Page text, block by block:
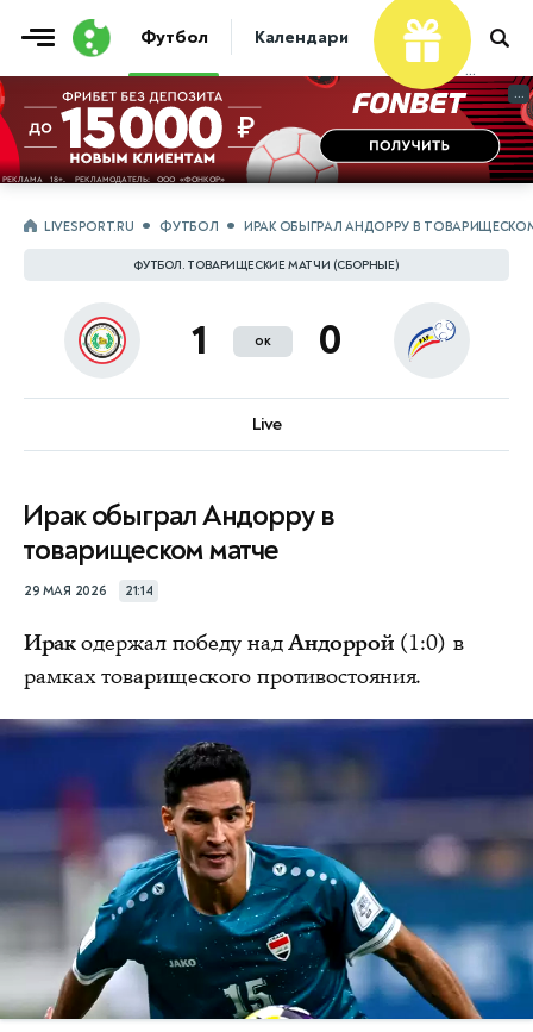
Футбол Календари Таблицы Матчи
...
...
LIVESPORT.RU ФУТБОЛ ИРАК ОБЫГРАЛ АНДОРРУ В
ФУТБОЛ. ТОВАРИЩЕСКИЕ МАТЧИ (СБОРНЫЕ)
1 ок 0
Live
Ирак обыграл Андорру в
товарищеском матче
29 МАЯ 2026 21:14
Иракодержал победу надАндоррой(1:0) в
рамках товарищеского противостояния.